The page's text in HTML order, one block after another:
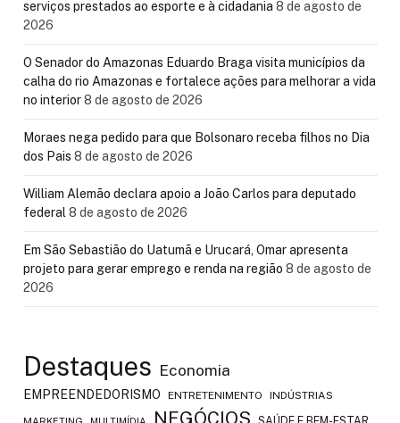
serviços prestados ao esporte e à cidadania 8 de agosto de
2026
O Senador do Amazonas Eduardo Braga visita municípios da
calha do rio Amazonas e fortalece ações para melhorar a vida
no interior8 de agosto de 2026
Moraes nega pedido para que Bolsonaro receba filhos no Dia
dos Pais 8 de agosto de 2026
William Alemão declara apoio a João Carlos para deputado
federal8 de agosto de 2026
Em São Sebastião do Uatumã e Urucará, Omar apresenta
projeto para gerar emprego e renda na região 8 de agosto de
2026
Destaques Economia
EMPREENDEDORISMO ENTRETENIMENTO INDÚSTRIAS
NEGÓCIOS